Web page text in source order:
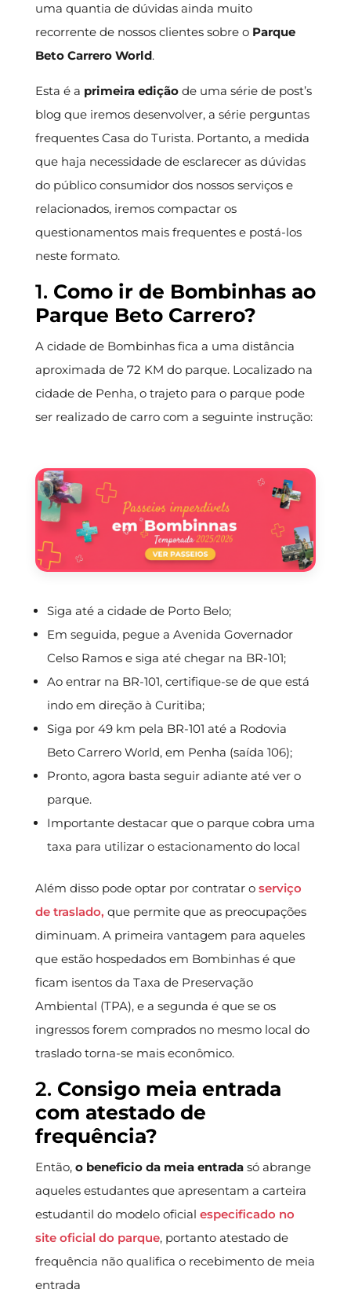
uma quantia de dúvidas ainda muito
recorrente de nossos clientes sobre o Parque
Beto Carrero World.
Esta é a primeira ediçãode uma série de post’s
blog que iremos desenvolver, a série perguntas
frequentes Casa do Turista. Portanto, a medida
que haja necessidade de esclarecer as dúvidas
do público consumidor dos nossos serviços e
relacionados, iremos compactar os
questionamentos mais frequentes e postá-los
neste formato.
1. Como ir de Bombinhas ao
Parque Beto Carrero?
A cidade de Bombinhas fica a uma distância
aproximada de 72 KM do parque. Localizado na
cidade de Penha, o trajeto para o parque pode
ser realizado de carro com a seguinte instrução:
Siga até a cidade de Porto Belo;
Em seguida, pegue a Avenida Governador
Celso Ramos e siga até chegar na BR-101;
Ao entrar na BR-101, certifique-se de que está
indo em direção à Curitiba;
Siga por 49 km pela BR-101 até a Rodovia
Beto Carrero World, em Penha (saída 106);
Pronto, agora basta seguir adiante até ver o
parque.
Importante destacar que o parque cobra uma
taxa para utilizar o estacionamento do local
Além disso pode optar por contratar o serviço
de traslado, que permite que as preocupações
diminuam. A primeira vantagem para aqueles
que estão hospedados em Bombinhas é que
ficam isentos da Taxa de Preservação
Ambiental (TPA), e a segunda é que se os
ingressos forem comprados no mesmo local do
traslado torna-se mais econômico.
2. Consigo meia entrada
com atestado de
frequência?
Então, o beneficio da meia entradasó abrange
aqueles estudantes que apresentam a carteira
estudantil do modelo oficial especificado no
site oficial do parque, portanto atestado de
frequência não qualifica o recebimento de meia
entrada